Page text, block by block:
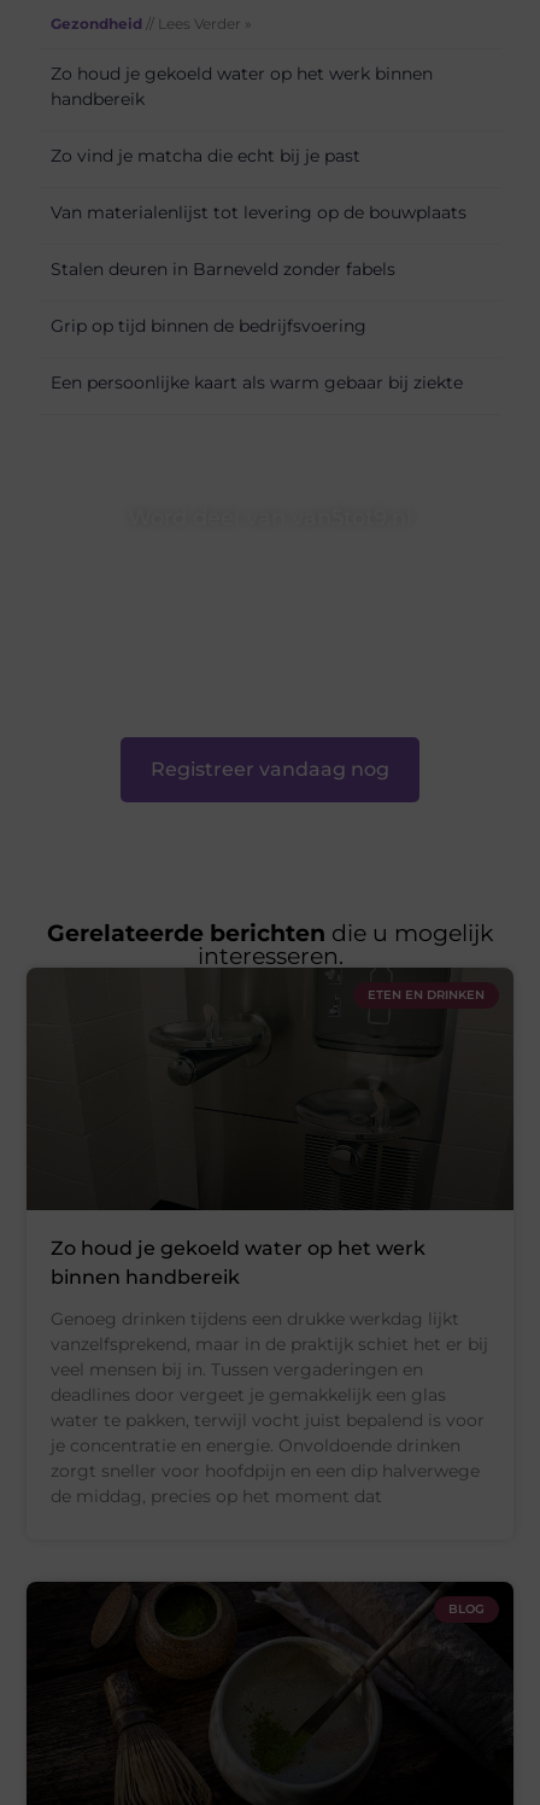
Gezondheid // Lees Verder »
Zo houd je gekoeld water op het werk binnen
handbereik
Zo vind je matcha die echt bij je past
Van materialenlijst tot levering op de bouwplaats
Stalen deuren in Barneveld zonder fabels
Grip op tijd binnen de bedrijfsvoering
Een persoonlijke kaart als warm gebaar bij ziekte
Registreer vandaag nog
Gerelateerde berichten die u mogelijk
interesseren.
ETEN EN DRINKEN
Zo houd je gekoeld water op het werk
binnen handbereik
Genoeg drinken tijdens een drukke werkdag lijkt
vanzelfsprekend, maar in de praktijk schiet het er bij
veel mensen bij in. Tussen vergaderingen en
deadlines door vergeet je gemakkelijk een glas
water te pakken, terwijl vocht juist bepalend is voor
je concentratie en energie. Onvoldoende drinken
zorgt sneller voor hoofdpijn en een dip halverwege
de middag, precies op het moment dat
BLOG